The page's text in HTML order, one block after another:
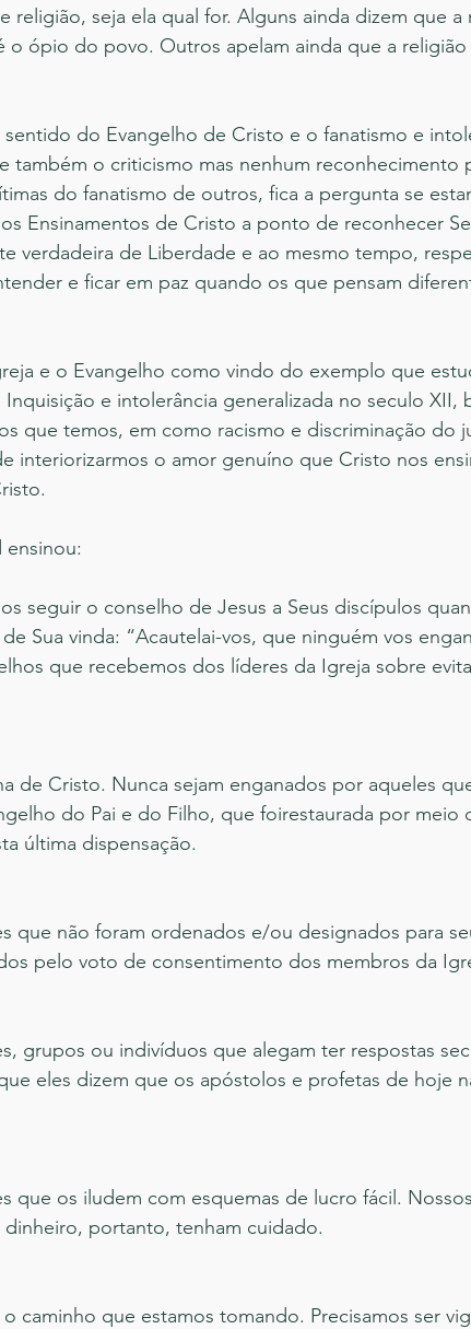
religião, seja ela qual for. Alguns ainda dizem que a
o ópio do povo. Outros apelam ainda que a religião
do Evangelho de Cristo e o fanatismo e
também o criticismo mas nenhum reconhecimento
do fanatismo de outros, fica a pergunta se
Ensinamentos de Cristo a ponto de reconhecer
verdadeira de Liberdade e ao mesmo tempo,
e ficar em paz quando os que pensam
e o Evangelho como vindo do exemplo que
e intolerância generalizada no seculo XII,
que temos, em como racismo e discriminação do
interiorizarmos o amor genuíno que Cristo nos
ensinou:
seguir o conselho de Jesus a Seus discípulos
Sua vinda: “Acautelai-vos, que ninguém vos
que recebemos dos líderes da Igreja sobre
de Cristo. Nunca sejam enganados por aqueles
do Pai e do Filho, que foirestaurada por meio
última dispensação.
que não foram ordenados e/ou designados para
pelo voto de consentimento dos membros da
grupos ou indivíduos que alegam ter respostas
eles dizem que os apóstolos e profetas de hoje
que os iludem com esquemas de lucro fácil. Nossos
portanto, tenham cuidado.
caminho que estamos tomando. Precisamos ser